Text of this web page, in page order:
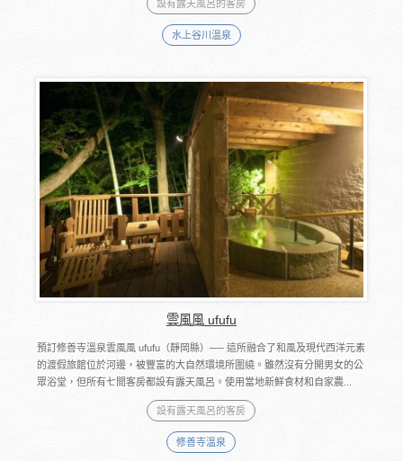
設有露天風呂的客房
水上谷川溫泉
雲風風 ufufu
預訂修善寺溫泉雲風風 ufufu（靜岡縣）── 這所融合了和風及現代西洋元素
的渡假旅館位於河邊，被豐富的大自然環境所圍繞。雖然沒有分開男女的公
眾浴堂，但所有七間客房都設有露天風呂。使用當地新鮮食材和自家農...
設有露天風呂的客房
修善寺溫泉